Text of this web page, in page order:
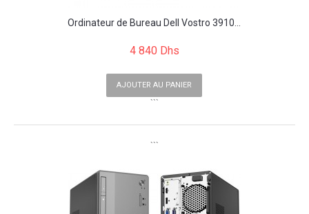
Ordinateur de Bureau Dell Vostro 3910...
4 840 Dhs
AJOUTER AU PANIER
```
```